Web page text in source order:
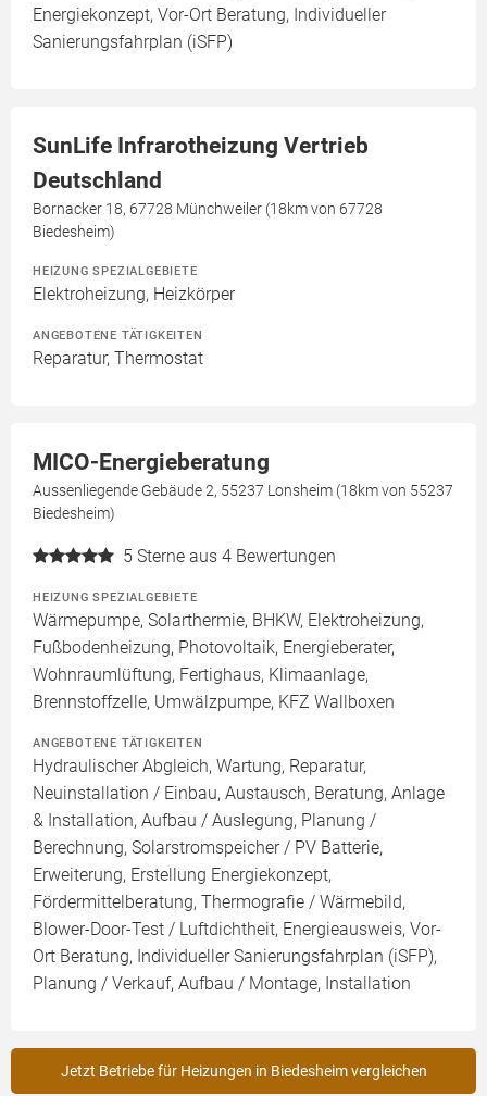
Energiekonzept, Vor-Ort Beratung, Individueller
Sanierungsfahrplan (iSFP)
SunLife Infrarotheizung Vertrieb
Deutschland
Bornacker 18, 67728 Münchweiler (18km von 67728
Biedesheim)
HEIZUNG SPEZIALGEBIETE
Elektroheizung, Heizkörper
ANGEBOTENE TÄTIGKEITEN
Reparatur, Thermostat
MICO-Energieberatung
Aussenliegende Gebäude 2, 55237 Lonsheim (18km von 55237
Biedesheim)
5 Sterne aus 4 Bewertungen
HEIZUNG SPEZIALGEBIETE
Wärmepumpe, Solarthermie, BHKW, Elektroheizung,
Fußbodenheizung, Photovoltaik, Energieberater,
Wohnraumlüftung, Fertighaus, Klimaanlage,
Brennstoffzelle, Umwälzpumpe, KFZ Wallboxen
ANGEBOTENE TÄTIGKEITEN
Hydraulischer Abgleich, Wartung, Reparatur,
Neuinstallation / Einbau, Austausch, Beratung, Anlage
& Installation, Aufbau / Auslegung, Planung /
Berechnung, Solarstromspeicher / PV Batterie,
Erweiterung, Erstellung Energiekonzept,
Fördermittelberatung, Thermografie / Wärmebild,
Blower-Door-Test / Luftdichtheit, Energieausweis, Vor-
Ort Beratung, Individueller Sanierungsfahrplan (iSFP),
Planung / Verkauf, Aufbau / Montage, Installation
Jetzt Betriebe für Heizungen in Biedesheim vergleichen